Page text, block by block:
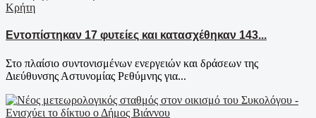
Κρήτη
Εντοπίστηκαν 17 φυτείες και κατασχέθηκαν 143...
Στο πλαίσιο συντονισμένων ενεργειών και δράσεων της
Διεύθυνσης Αστυνομίας Ρεθύμνης για...